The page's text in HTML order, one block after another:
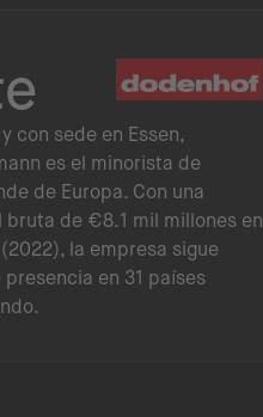
con sede en Essen,
es el minorista de
de Europa. Con una
de €8.1 mil millones en
la empresa sigue
en 31 países